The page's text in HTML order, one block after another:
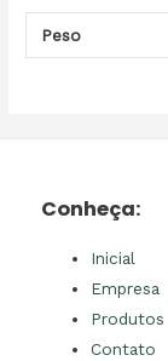
Peso
Conheça:
Inicial
Empresa
Produtos
Contato